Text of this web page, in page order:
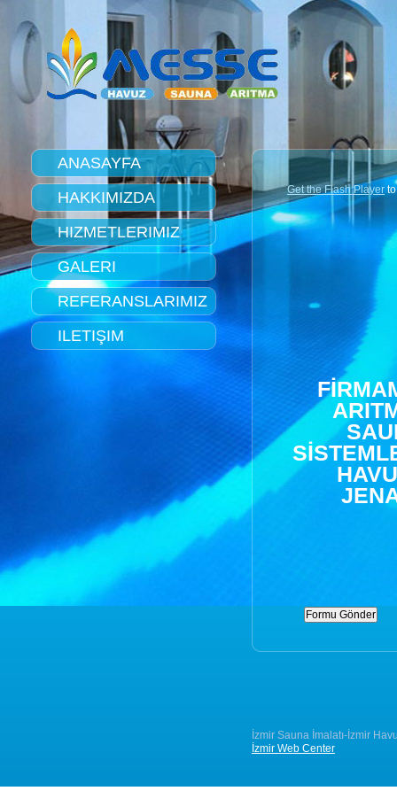
ANASAYFA
HAKKIMIZDA
HIZMETLERIMIZ
GALERI
REFERANSLARIMIZ
ILETIŞIM
Get the Flash Playerto
İzmir Sauna İmalatı-İzmir
İzmir Web Center